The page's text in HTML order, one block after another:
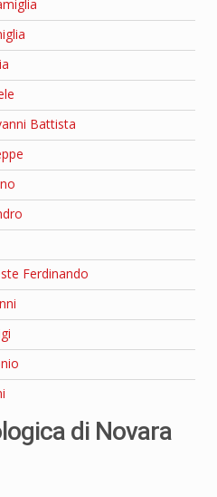
Battista
Ferdinando
di Novara